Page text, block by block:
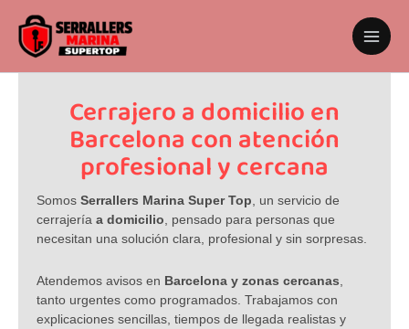
contenido
Cerrajero a domicilio en
Barcelona con atención
profesional y cercana
Somos Serrallers Marina Super Top , un servicio de
cerrajería a domicilio , pensado para personas que
necesitan una solución clara, profesional y sin sorpresas.
Atendemos avisos en Barcelona y zonas cercanas
tanto urgentes como programados. Trabajamos con
explicaciones sencillas, tiempos de llegada realistas y